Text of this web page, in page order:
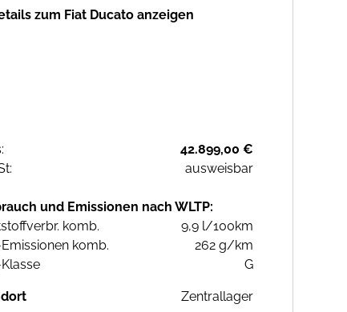
zum Fiat Ducato anzeigen
42.899,00 €
ausweisbar
und Emissionen nach WLTP:
komb.
9,9 l/100km
komb.
262 g/km
G
Zentrallager